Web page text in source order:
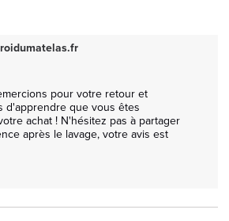
pour votre retour et
d'apprendre que vous êtes
achat ! N'hésitez pas à partager
après le lavage, votre avis est